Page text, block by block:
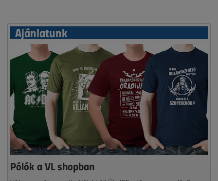
Ajánlatunk
Pólók a VL shopban